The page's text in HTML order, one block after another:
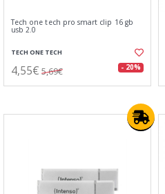
Tech one tech pro smart clip 16 gb
usb 2.0
TECH ONE TECH
4,55€ 5,69€ - 20%